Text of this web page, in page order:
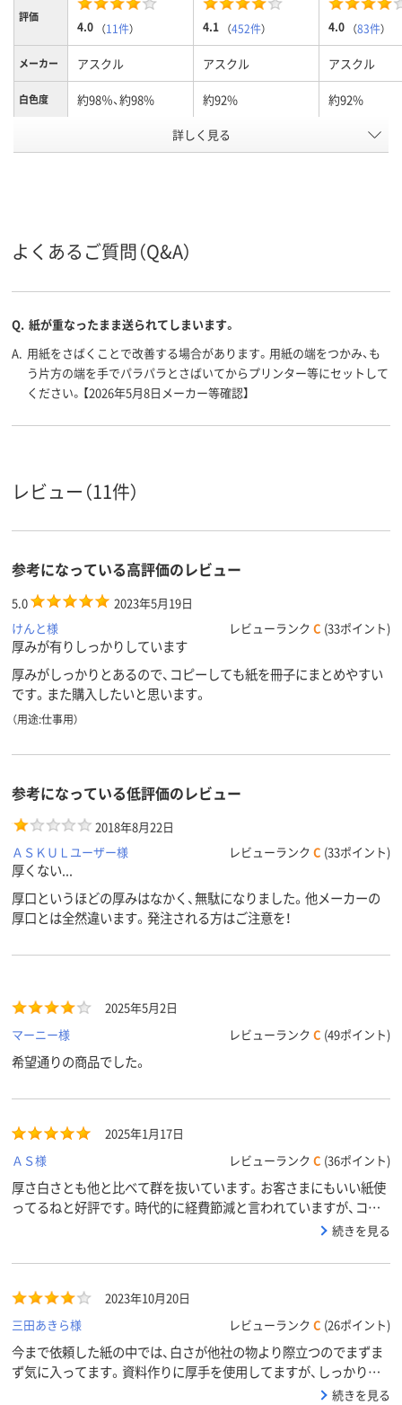
評価
4.0 （11件） 4.1 （452件） 4.0 （83件）
メーカー アスクル アスクル アスクル
白色度 約98％、約98% 約92% 約92%
さ
約106μm(0.106mm) 約90μm(0.09mm) 約
サイズ
mm）、A3
アスクル
商品環境
スコア
55 45 70
詳しく見る
よくあるご質問（Q&A）
Q. 紙が重なったまま送られてしまいます。
A. 用紙をさばくことで改善する場合があります。用紙の端をつかみ、も
う片方の端を手でパラパラとさばいてからプリンター等にセットして
ください。【2026年5月8日メーカー等確認】
レビュー（11件）
参考になっている高評価のレビュー
5.0
2023年5月19日
けんと様
レビューランク C (33ポイント)
厚みが有りしっかりしています
厚みがしっかりとあるので、コピーしても紙を冊子にまとめやすい
です。また購入したいと思います。
（用途:仕事用）
参考になっている低評価のレビュー
2018年8月22日
ＡＳＫＵＬユーザー様
レビューランク C (33ポイント)
厚くない...
厚口というほどの厚みはなかく、無駄になりました。他メーカーの
厚口とは全然違います。発注される方はご注意を！
2025年5月2日
マーニー様
レビューランク C (49ポイント)
希望通りの商品でした。
2025年1月17日
ＡＳ様
レビューランク C (36ポイント)
厚さ白さとも他と比べて群を抜いています。お客さまにもいい紙使
ってるねと好評です。時代的に経費節減と言われていますが、コピ
続きを見る
2023年10月20日
三田あきら様
レビューランク C (26ポイント)
今まで依頼した紙の中では、白さが他社の物より際立つのでまずま
ず気に入ってます。資料作りに厚手を使用してますが、しっかりと
続きを見る